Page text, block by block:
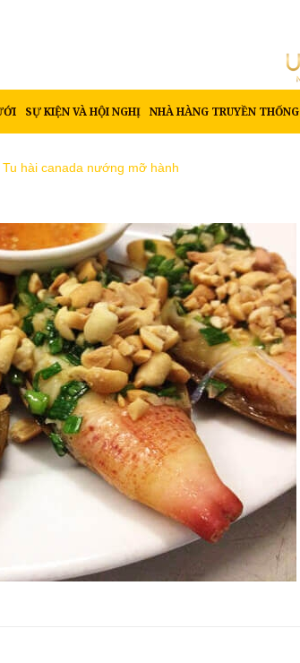
SỰ KIỆN VÀ HỘI NGHỊ NHÀ HÀNG TRUYỀN THỐNG
Tu hài canada nướng mỡ hành